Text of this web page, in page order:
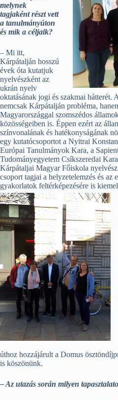
melynek
tagjaként részt vett
a tanulmányúton
és mik a céljaik?
– Mi itt,
Kárpátalján hosszú
évek óta kutatjuk
nyelvészként az
ukrán nyelv
oktatásának jogi és szakmai hátterét.
nemcsak Kárpátalján probléma,
Magyarországgal szomszédos
közösségeiben is. Éppen ezért az
színvonalának és hatékonyságának
egy kutatócsoportot a Nyitrai
Európai Tanulmányok Kara, a
Tudományegyetem Csíkszeredai
Kárpátaljai Magyar Főiskola
csoport tagjai a helyzetelemzés és az
gyakorlatok feltérképezésére is
úthoz hozzájárult a Domus
is köszönünk.
– Az utazás során milyen